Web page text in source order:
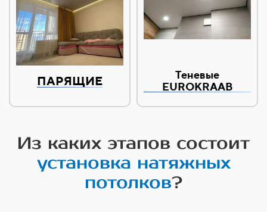
ПАРЯЩИЕ
Теневые
EUROKRAAB
Из каких этапов состоит
установка натяжных
потолков?